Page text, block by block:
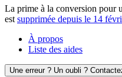
La prime à la conversion pour
est supprimée depuis le 14
À propos
Liste des aides
Une erreur ? Un oubli ?